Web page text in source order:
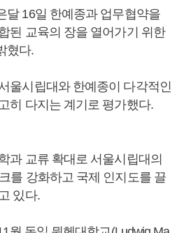
달 16일 한예종과 업무협약을
된 교육의 장을 열어가기 위한
혔다.
울시립대와 한예종이 다각적인
히 다지는 계기로 평가했다.
과 교류 확대로 서울시립대의
를 강화하고 국제 인지도를 끌
있다.